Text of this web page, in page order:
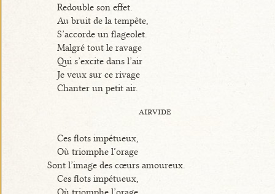
Redouble son effet.
Au bruit de la tempête,
S’accorde un flageolet.
Malgré tout le ravage
Qui s’excite dans l’air
Je veux sur ce rivage
Chanter un petit air.
airvide
Ces flots impétueux,
Où triomphe l’orage
Sont l’image des cœurs amoureux.
Ces flots impétueux,